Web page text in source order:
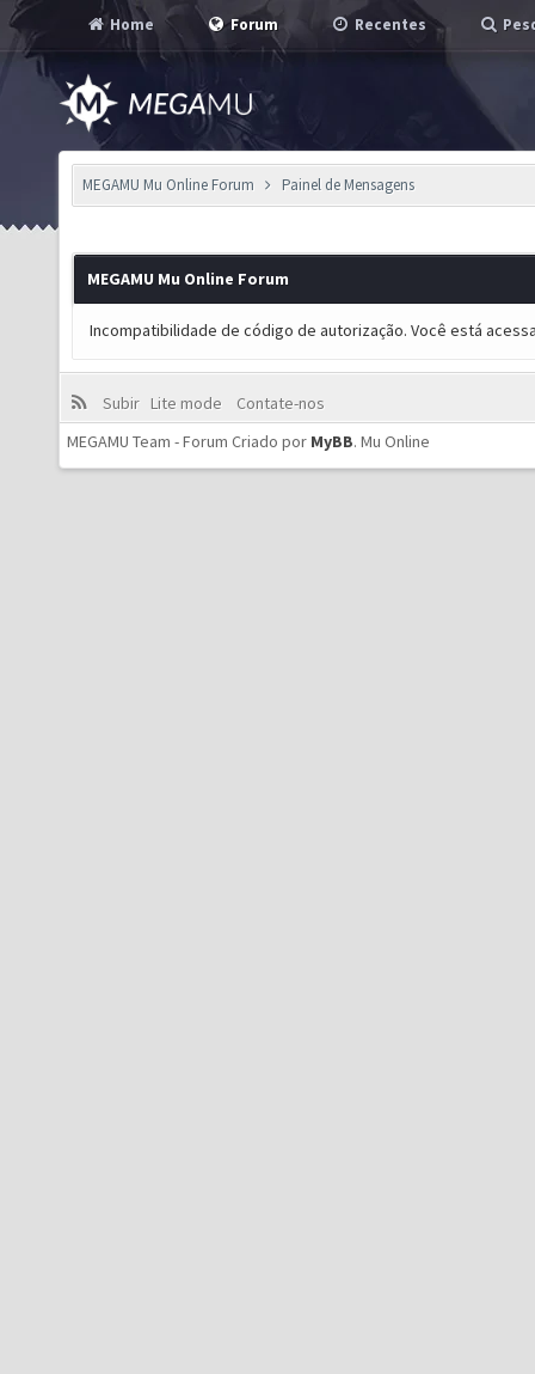
Home Forum Recentes
MEGAMU Mu Online Forum Painel de Mensagens
MEGAMU Mu Online Forum
Incompatibilidade de código de autorização. Você está
Subir Lite mode
Contate-nos
MEGAMU Team - Forum Criado por MyBB. Mu Online